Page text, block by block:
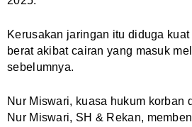
Kerusakan jaringan itu diduga
berat akibat cairan yang masuk
sebelumnya.
Nur Miswari, kuasa hukum korban
Nur Miswari, SH & Rekan,